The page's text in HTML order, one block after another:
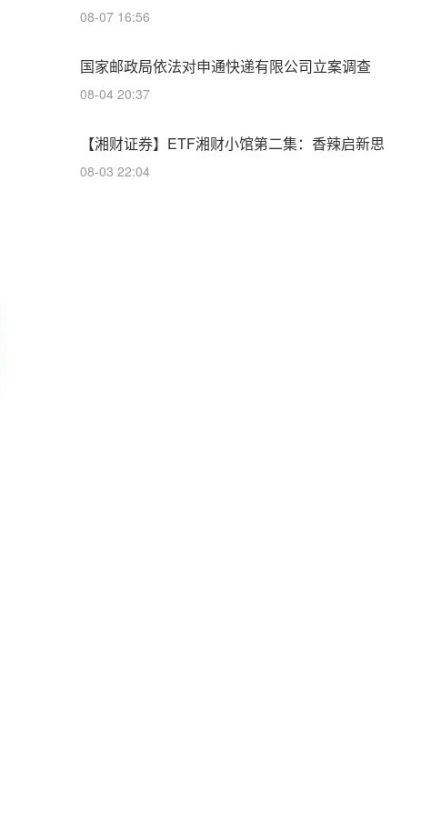
08-07 16:56
国家邮政局依法对申通快递有限公司立案调查
08-04 20:37
【湘财证券】ETF湘财小馆第二集：香辣启新思
08-03 22:04